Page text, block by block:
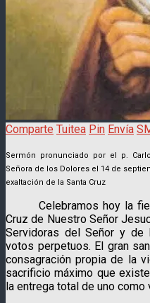
Comparte Tuitea Pin Envía
Sermón pronunciado por el p.
Señora de los Dolores el 14 de
exaltación de la Santa Cruz
Celebramos hoy la
Cruz de Nuestro Señor
Servidoras del Señor y de
votos perpetuos. El gran
consagración propia de la
sacrificio máximo que
la entrega total de uno como